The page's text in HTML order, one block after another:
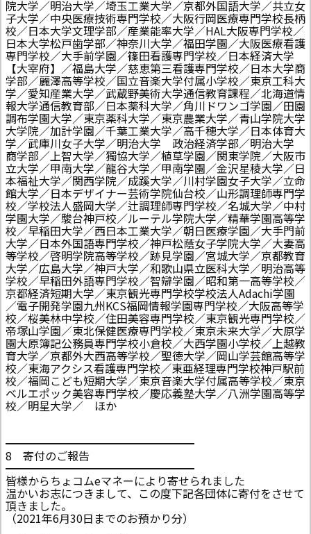
院大学／明治大学／埼玉工業大学／京都外国語大学／共立女
子大学／中央医療技術専門学校／大阪行岡医療専門学校長柄
校／日本大学文理学部／産業能率大学／HAL大阪専門学校／
日本大学松戸歯学部／神奈川大学／福田学園／大阪医療看護
専門学校／大手前学園／篠田看護専門学校／日本経済大学
【大宰府】／福島大学／慈恵第三看護専門学校／日本大学商
学部／麗澤高等学校／国立音楽大学付属小学校／東京工科大
学／愛知産業大学／武蔵野美術大学通信教育課程／北海道情
報大学通信教育部／日本薬科大学／角川ドワンゴ学園／田園
調布学園大学／東京薬科大学／東京農業大学／青山学院大学
大学院／加計学園／千葉工業大学／高千穂大学／日本体育大
学／武庫川女子大学／明治大学 政治経済学部／明治大学
商学部／上智大学／獨協大学／植草学園／関東学院／大阪市
立大学／甲南大学／龍谷大学／甲南学園／金沢星稜大学／日
本福祉大学／関西学院／成蹊大学／川村学園女子大学／立命
館大学／日本デザイナー芸術学院仙台校／山形調理師専門学
校／学校法人盛岡大学／辻調理師専門学校／名城大学／中村
学園大学／駿台神戸校／ルーテル学院大学／精華学園高等学
校／早稲田大学／西日本工業大学／朝日医療学園／大手門前
大学／日本外国語専門学校／神戸松蔭女子学院大学／大妻高
等学校／啓明学院高等学校／跡見学園／宮城大学／京都教育
大学／広島大学／神戸大学／和歌山県立医科大学／明治高等
学校／早稲田外語専門学校／智辯学園／昭和第一高等学校／
京都経済短期大学／東京観光専門学校学校法人Adachi学園
／電子開発学園九州KCS福岡情報学園専門学校／大阪高等学
校／桜美林中学校／住田美容専門学校／東京観光専門学校／
帝塚山学園／東北保健医療専門学校／東京未来大学／大原学
園大原簿記公務員専門学校小倉校／大西学園小学校／上越教
育大学／京都外大西高等学校／聖徳大学／岡山学芸館高等学
校／東海アクシス看護専門学校／東亜経理専門学校神戸駅前
校／福岡こども短期大学／東京音楽大学付属高等学校／東京
ベルエポック美容専門学校／慶応義塾大学／八洲学園高等学
校／明星大学／ ほか
━━━━━━━━━━━━━━━━━
8 寄付のご報告
━━━━━━━━━━━━━━━━━
皆様からちょコムeマネーにより寄せられました
温かいお志につきまして、この度下記各団体に寄付をさせて
頂きました。
（2021年6月30日までのお預かり分）